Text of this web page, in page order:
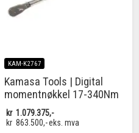
KAM-K2767
Kamasa Tools | Digital
momentnøkkel 17-340Nm
kr 1.079.375,-
kr 863.500,-eks. mva